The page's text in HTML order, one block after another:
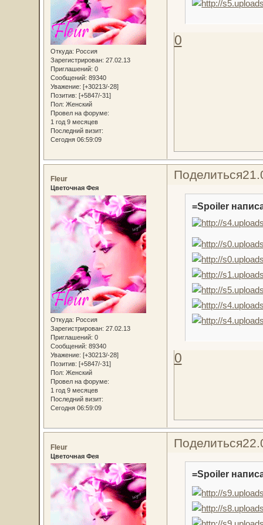
Откуда: Россия
Зарегистрирован: 27.02.13
Приглашений: 0
Сообщений: 89340
Уважение: [+30213/-28]
Позитив: [+5847/-31]
Пол: Женский
Провел на форуме:
1 год 9 месяцев
Последний визит:
Сегодня 06:59:09
0
Поделиться
Fleur
Цветочная Фея
Откуда: Россия
Зарегистрирован: 27.02.13
Приглашений: 0
Сообщений: 89340
Уважение: [+30213/-28]
Позитив: [+5847/-31]
Пол: Женский
Провел на форуме:
1 год 9 месяцев
Последний визит:
Сегодня 06:59:09
=Spoiler
0
Поделиться
Fleur
Цветочная Фея
=Spoiler